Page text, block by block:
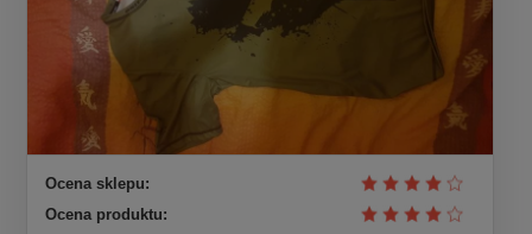
Ocena sklepu:
Ocena produktu: